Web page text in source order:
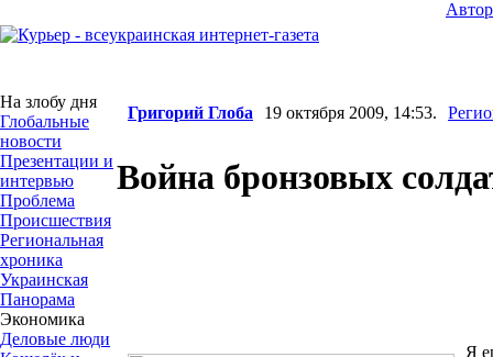
На злобу дня
Глобальные
новости
Презентации и
интервью
Проблема
Происшествия
Региональная
хроника
Украинская
Панорама
Экономика
Деловые люди
Григорий Глоба 19 октября 2009, 14:53.
Война бронзовых
Я